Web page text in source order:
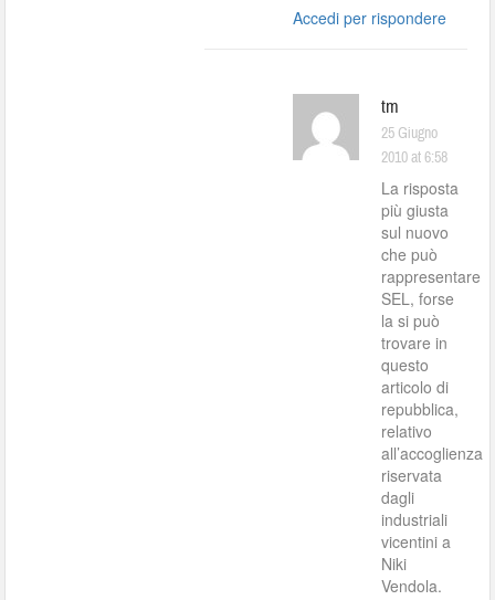
Accedi per rispondere
tm
25 Giugno
2010 at 6:58
La risposta
più giusta
sul nuovo
che può
rappresentare
SEL, forse
la si può
trovare in
questo
articolo di
repubblica,
relativo
all’accoglienza
riservata
dagli
industriali
vicentini a
Niki
Vendola.